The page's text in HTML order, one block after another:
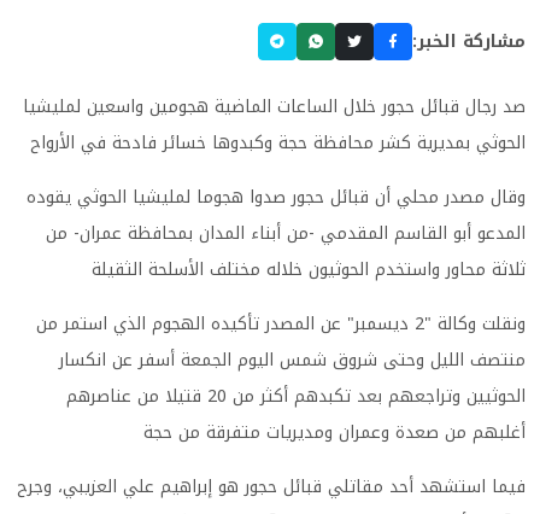
مشاركة الخبر:
صد رجال قبائل حجور خلال الساعات الماضية هجومين واسعين لمليشيا
الحوثي بمديرية كشر محافظة حجة وكبدوها خسائر فادحة في الأرواح
وقال مصدر محلي أن قبائل حجور صدوا هجوما لمليشيا الحوثي يقوده
المدعو أبو القاسم المقدمي -من أبناء المدان بمحافظة عمران- من
ثلاثة محاور واستخدم الحوثيون خلاله مختلف الأسلحة الثقيلة
ونقلت وكالة "2 ديسمبر" عن المصدر تأكيده الهجوم الذي استمر من
منتصف الليل وحتى شروق شمس اليوم الجمعة أسفر عن انكسار
الحوثيين وتراجعهم بعد تكبدهم أكثر من 20 قتيلا من عناصرهم
أغلبهم من صعدة وعمران ومديريات متفرقة من حجة
فيما استشهد أحد مقاتلي قبائل حجور هو إبراهيم علي العزيبي، وجرح